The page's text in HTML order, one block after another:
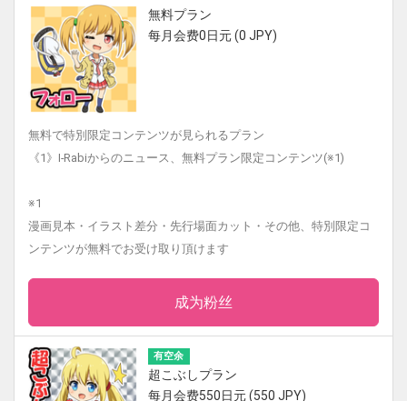
無料プラン
每月会费0日元 (0 JPY)
無料で特別限定コンテンツが見られるプラン
《1》I-Rabiからのニュース、無料プラン限定コンテンツ(※1)
※1
漫画見本・イラスト差分・先行場面カット・その他、特別限定コ
ンテンツが無料でお受け取り頂けます
成为粉丝
有空余
超こぶしプラン
每月会费550日元 (550 JPY)